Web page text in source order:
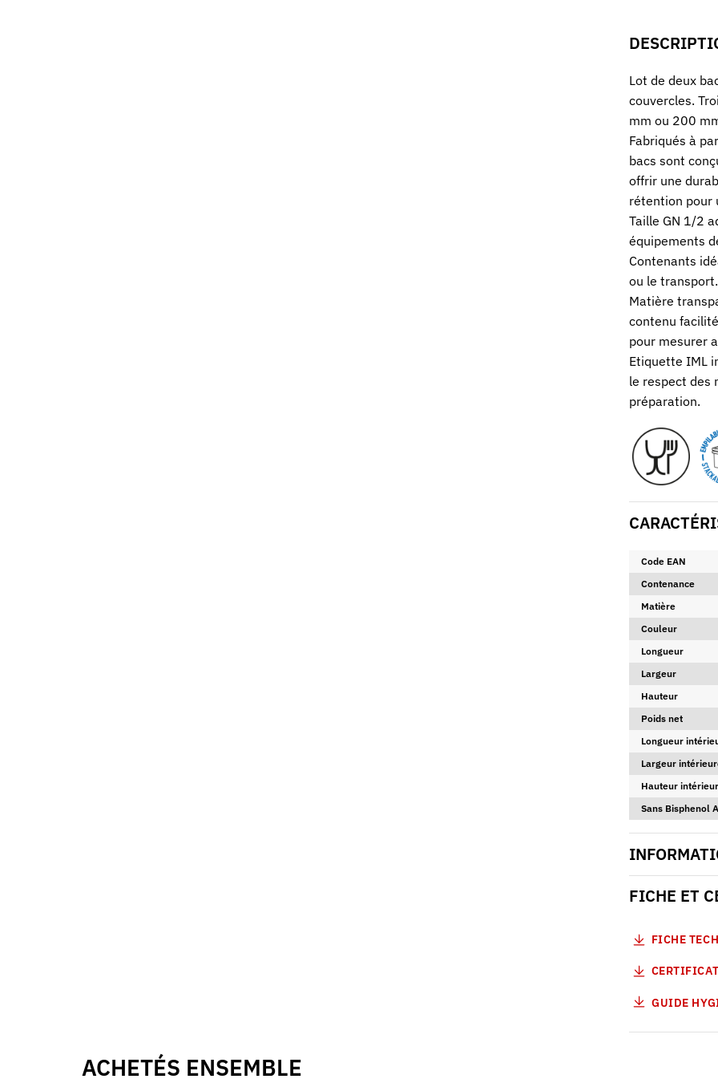
Lot de deux
couvercles.
mm ou 200
Fabriqués à
bacs sont
offrir une
rétention pour
Taille GN 1/2
équipements
Contenants
ou le transport.
Matière
contenu
pour mesurer
Etiquette IML
le respect des
préparation.
Code EAN
Contenance
Matière
Couleur
Longueur
Largeur
Hauteur
Poids net
Longueur
Largeur
Hauteur
Sans Bisphenol A
FICHE ET
FICHE
GUIDE
ACHETÉS ENSEMBLE